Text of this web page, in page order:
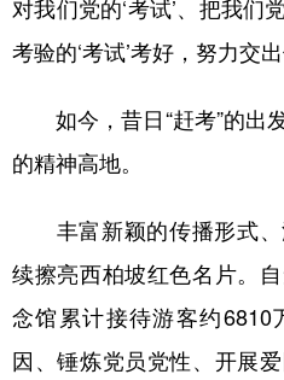
对我们党的‘考试’、把我们
考验的‘考试’考好，努力交
如今，昔日“赶考”的出
的精神高地。
丰富新颖的传播形式、
续擦亮西柏坡红色名片。
念馆累计接待游客约6810
因、锤炼党员党性、开展